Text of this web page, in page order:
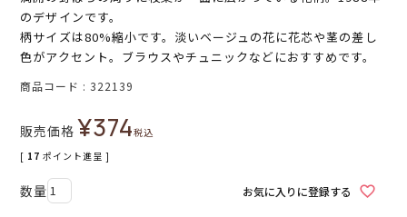
のデザインです。
柄サイズは80%縮小です。淡いベージュの花に花芯や茎の差し
色がアクセント。ブラウスやチュニックなどにおすすめです。
商品コード 322139
販売価格 ¥374税込
[ 17 ポイント進呈 ]
お気に入りに登録する